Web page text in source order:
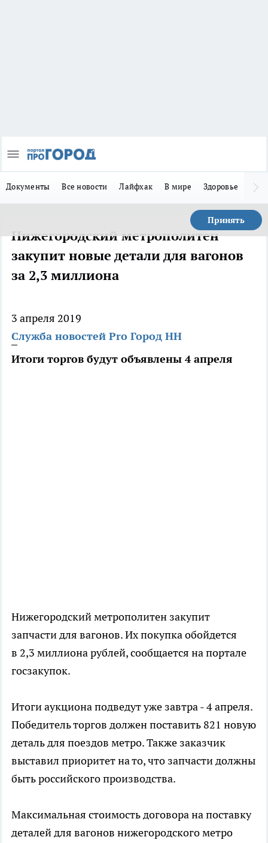
Документы Все новости Лайфхак В мире Здоровье
Принять
Нижегородский метрополитен
закупит новые детали для вагонов
за 2,3 миллиона
3 апреля 2019
Служба новостей Pro Город НН
Итоги торгов будут объявлены 4 апреля
Нижегородский метрополитен закупит
запчасти для вагонов. Их покупка обойдется
в 2,3 миллиона рублей, сообщается на портале
госзакупок.
Итоги аукциона подведут уже завтра - 4 апреля.
Победитель торгов должен поставить 821 новую
деталь для поездов метро. Также заказчик
выставил приоритет на то, что запчасти должны
быть российского производства.
Максимальная стоимость договора на поставку
деталей для вагонов нижегородского метро